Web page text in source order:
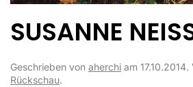
SUSANNE
Geschrieben von aherchi am 17.10.2014.
Rückschau.